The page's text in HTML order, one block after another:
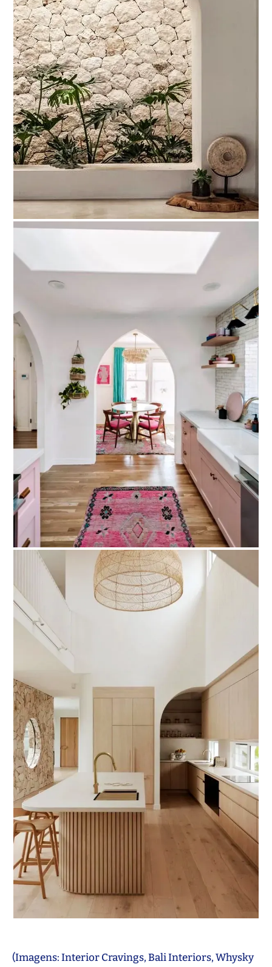
(Imagens: Interior Cravings, Bali Interiors, Whysky